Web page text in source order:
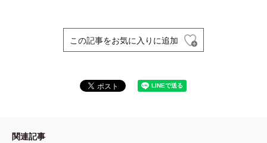
この記事をお気に入りに追加
関連記事